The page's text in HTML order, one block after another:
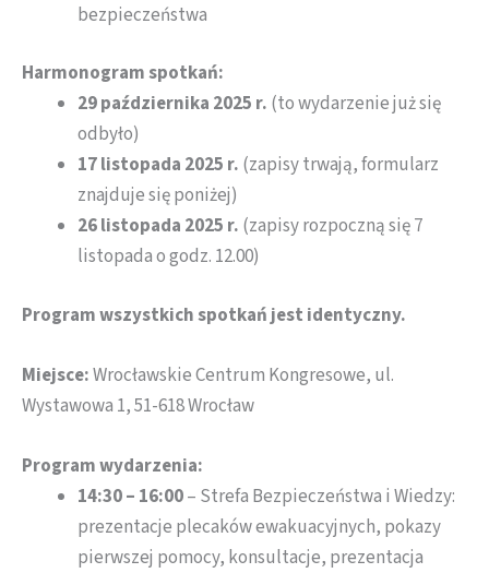
bezpieczeństwa
Harmonogram spotkań:
29 października 2025 r. (to wydarzenie już się
odbyło)
17 listopada 2025 r. (zapisy trwają, formularz
znajduje się poniżej)
26 listopada 2025 r. (zapisy rozpoczną się 7
listopada o godz. 12.00)
Program wszystkich spotkań jest identyczny.
Miejsce:Wrocławskie Centrum Kongresowe, ul.
Wystawowa 1, 51-618 Wrocław
Program wydarzenia:
14:30 – 16:00– Strefa Bezpieczeństwa i Wiedzy:
prezentacje plecaków ewakuacyjnych, pokazy
pierwszej pomocy, konsultacje, prezentacja